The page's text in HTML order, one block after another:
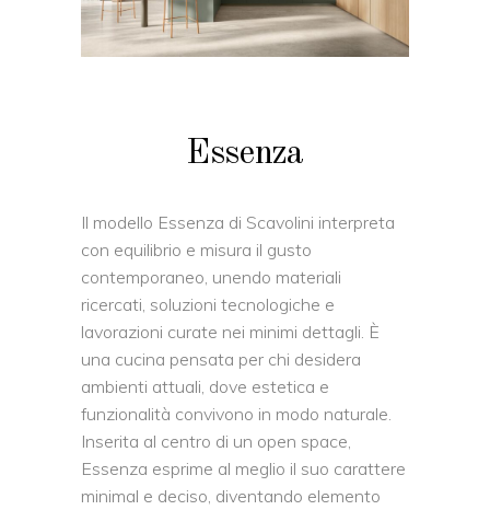
Essenza
Il modello Essenza di Scavolini interpreta
con equilibrio e misura il gusto
contemporaneo, unendo materiali
ricercati, soluzioni tecnologiche e
lavorazioni curate nei minimi dettagli. È
una cucina pensata per chi desidera
ambienti attuali, dove estetica e
funzionalità convivono in modo naturale.
Inserita al centro di un open space,
Essenza esprime al meglio il suo carattere
minimal e deciso, diventando elemento